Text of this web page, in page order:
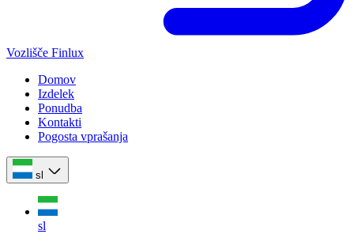
Vozlišče Finlux
Domov
Izdelek
Ponudba
Kontakti
Pogosta vprašanja
sl
sl